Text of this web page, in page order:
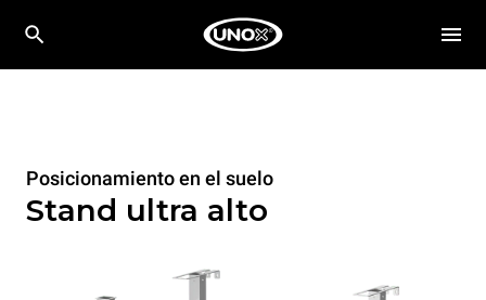
Posicionamiento en el suelo
Stand ultra alto